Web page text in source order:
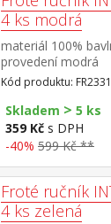
4 ks modrá
materiál 100%
provedení modrá
Kód produktu:
Skladem > 5 ks
359 Kč s DPH
-40% 599 Kč **
Froté ručník
4 ks zelená